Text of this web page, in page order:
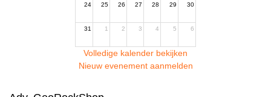
24 25 26 27 28 29 30
31 1 2 3 4 5 6
Volledige kalender bekijken
Nieuw evenement aanmelden